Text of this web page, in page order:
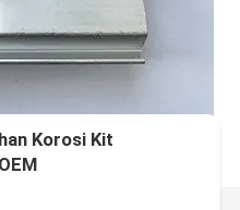
Korosi Kit